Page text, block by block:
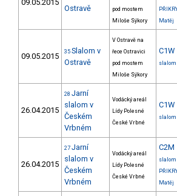
09.05.2015
Ostravě
pod mostem
Miloše Sýkory
Matěj
09.05.2015 35 Slalom v
Ostravě
V Ostravě na
řece Ostravici
pod mostem
Miloše Sýkory
C1W
slalom
26.04.2015
28 Jarní
slalom v
Českém
Vrbném
Vodácký areál
Lídy Polesné
České Vrbné
C1W
slalom
26.04.2015
27 Jarní
slalom v
Českém
Vrbném
Vodácký areál
Lídy Polesné
České Vrbné
C2M
slalom
Matěj